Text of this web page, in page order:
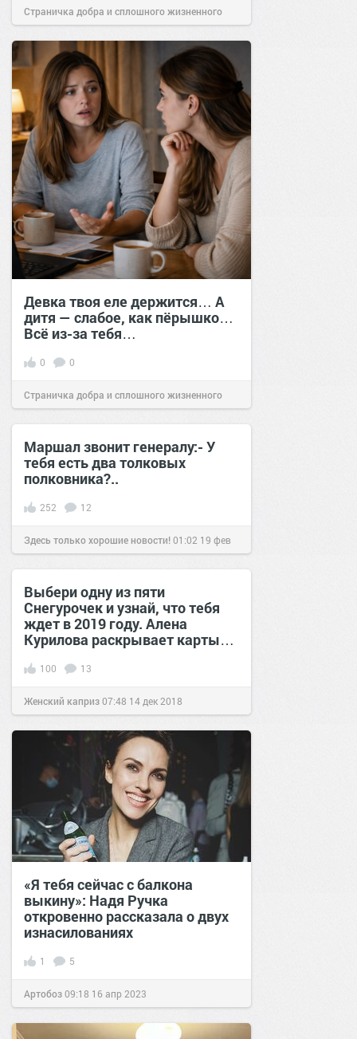
Страничка добра и сплошного жизненного
позитива!16:2028 апр 2025
Девка твоя еле держится… А
дитя — слабое, как пёрышко…
Всё из-за тебя…
0 0
Страничка добра и сплошного жизненного
позитива!17:00 09 янв 2026
Маршал звонит генералу:- У
тебя есть два толковых
полковника?..
252 12
Здесь только хорошие новости!01:02 19 фев
2019
Выбери одну из пяти
Снегурочек и узнай, что тебя
ждет в 2019 году. Алена
Курилова раскрывает карты…
100 13
Женский каприз07:48 14 дек 2018
«Я тебя сейчас с балкона
выкину»: Надя Ручка
откровенно рассказала о двух
изнасилованиях
1 5
Артобоз09:18 16 апр 2023